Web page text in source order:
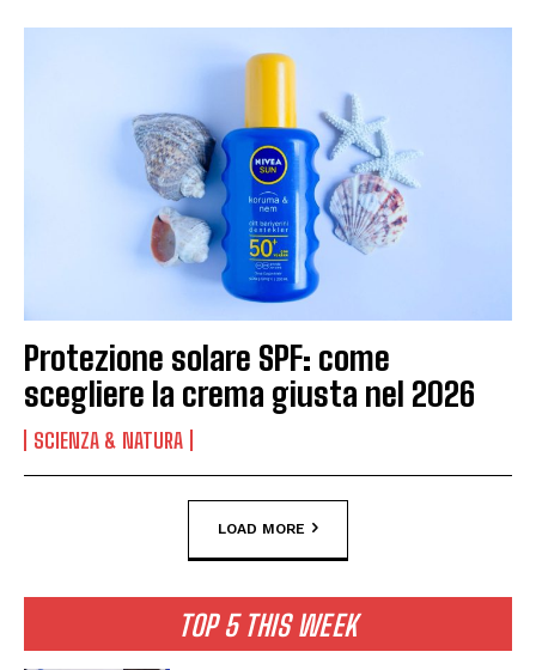
Protezione solare SPF: come
scegliere la crema giusta nel 2026
SCIENZA & NATURA
LOAD MORE
TOP 5 THIS WEEK